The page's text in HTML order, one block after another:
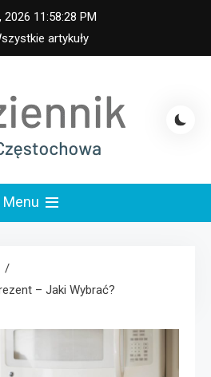
2026 11:58:29 PM
artykuły
Menu
– Jaki Wybrać?